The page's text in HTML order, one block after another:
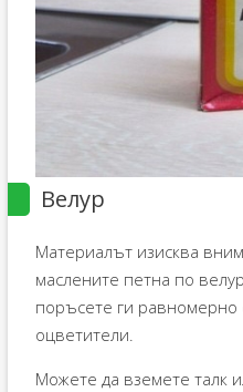
Велур
Материалът изисква
маслените петна по
поръсете ги равномерно
оцветители.
Можете да вземете талк